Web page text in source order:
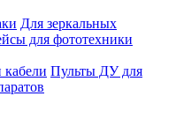
Для зеркальных
для фототехники
Пульты ДУ для